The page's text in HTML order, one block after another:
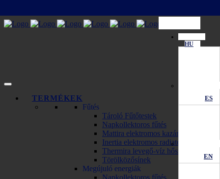
HU
ES
EN
TERMÉKEK
Fűtés
Tároló Fűtőtestek
Napkollektoros fűtés
Mattira elektromos kazánok
Inertia elektromos radiator
Thermira levegő-víz hőszivattyú
Törölközősínek
Megújuló energiák
Napkollektoros fűtés